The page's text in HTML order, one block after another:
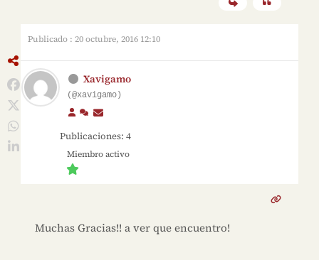
Publicado : 20 octubre, 2016 12:10
Xavigamo
(@xavigamo)
Publicaciones: 4
Miembro activo
Muchas Gracias!! a ver que encuentro!